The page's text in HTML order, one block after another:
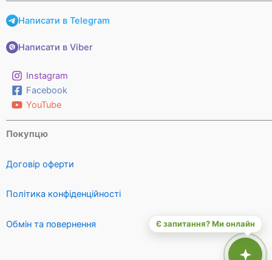
Написати в Telegram
Написати в Viber
Instagram
Facebook
YouTube
Покупцю
Договір оферти
Політика конфіденційності
Обмін та повернення Є запитання? Ми онлайн